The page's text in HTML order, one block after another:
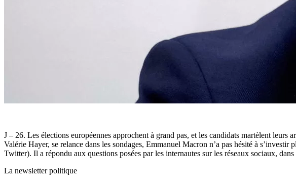
J – 26. Les élections européennes approchent à grand pas, et les candidats martèlent
Valérie Hayer, se relance dans les sondages, Emmanuel Macron n’a pas hésité à
Twitter). Il a répondu aux questions posées par les internautes sur les réseaux sociaux,
La newsletter politique